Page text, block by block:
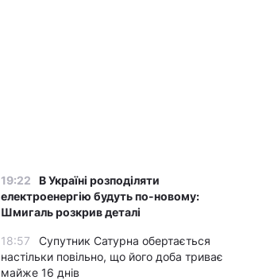
19:22
В Україні розподіляти
електроенергію будуть по-новому:
Шмигаль розкрив деталі
18:57
Супутник Сатурна обертається
настільки повільно, що його доба триває
майже 16 днів